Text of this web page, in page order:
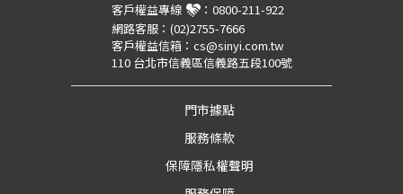
客戶權益專線 ： 0800-211-922
網路客服： (02)2755-7666
客戶權益信箱： cs@sinyi.com.tw
110 台北市信義區信義路五段100號
門市據點
服務條款
保障隱私權聲明